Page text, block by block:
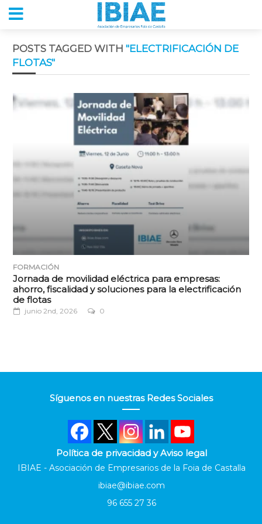
POSTS TAGGED WITH "ELECTRIFICACIÓN DE
FLOTAS"
FORMACIÓN
Jornada de movilidad eléctrica para empresas:
ahorro, fiscalidad y soluciones para la electrificación
de flotas
junio 2nd, 2026 0
Síguenos en nuestras Redes Sociales
Política de privacidad y Aviso legal
IBIAE - Asociación de Empresarios de la Foia de Castalla
ibiae@ibiae.com
96 655 27 36